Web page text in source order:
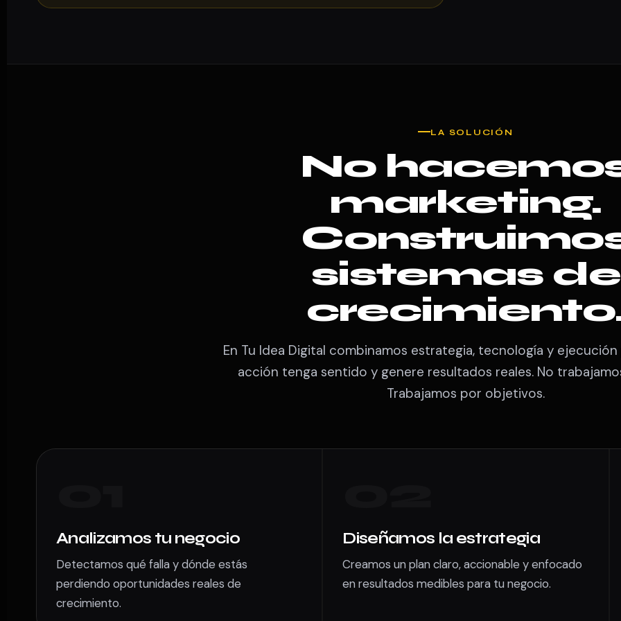
LA SOLUCIÓN
No
marketing.
sistemas de
En Tu Idea Digital combinamos estrategia, tecnología y
acción tenga sentido y genere resultados reales. No
Trabajamos por objetivos.
Analizamos tu negocio
Detectamos qué falla y dónde estás
perdiendo oportunidades reales de
crecimiento.
Diseñamos la estrategia
Creamos un plan claro, accionable y enfocado
en resultados medibles para tu negocio.